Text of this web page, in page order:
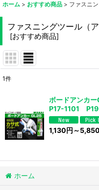
ホーム > おすすめ商品 > ファスニ
ファスニングツール（
[おすすめ商品]
並び順:
1件
ボードアンカ
P17-1101
1,130円 ～5,850
ホーム